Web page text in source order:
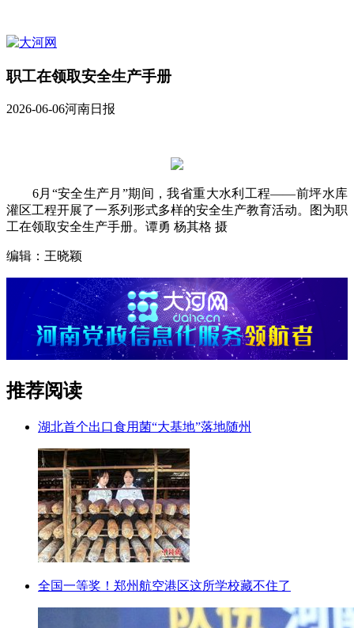
职工在领取安全生产手册
2026-06-06河南日报
6月“安全生产月”期间，我省重大水利工程——前坪水库
灌区工程开展了一系列形式多样的安全生产教育活动。图为职
工在领取安全生产手册。谭勇 杨其格 摄
编辑：王晓颖
推荐阅读
湖北首个出口食用菌“大基地”落地随州
全国一等奖！郑州航空港区这所学校藏不住了